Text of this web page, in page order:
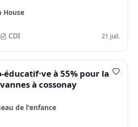
House
CDI 21 juil.
éducatif·ve à 55% pour la
à cossonay
de l'enfance